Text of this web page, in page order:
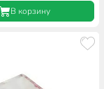
В корзину